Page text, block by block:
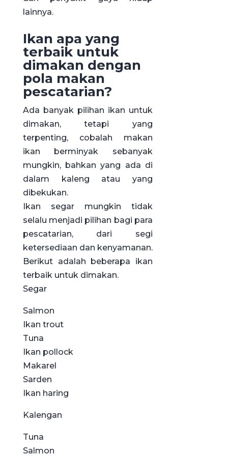
lainnya.
Ikan apa yang
terbaik untuk
dimakan dengan
pola makan
pescatarian?
Ada banyak pilihan ikan untuk
dimakan, tetapi yang
terpenting, cobalah makan
ikan berminyak sebanyak
mungkin, bahkan yang ada di
dalam kaleng atau yang
dibekukan.
Ikan segar mungkin tidak
selalu menjadi pilihan bagi para
pescatarian, dari segi
ketersediaan dan kenyamanan.
Berikut adalah beberapa ikan
terbaik untuk dimakan.
Segar
Salmon
Ikan trout
Tuna
Ikan pollock
Makarel
Sarden
Ikan haring
Kalengan
Tuna
Salmon